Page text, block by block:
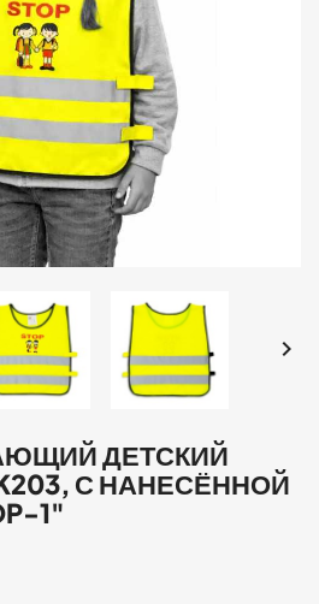

ДЕТСКИЙ
С НАНЕСЁННОЙ
1"